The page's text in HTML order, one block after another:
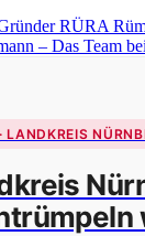
LANDKREIS